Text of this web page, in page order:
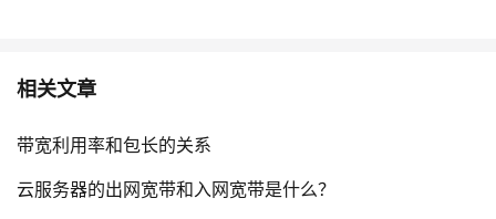
相关文章
带宽利用率和包长的关系
云服务器的出网宽带和入网宽带是什么？